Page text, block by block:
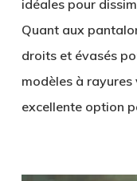
idéales pour
Quant aux
droits et évasés
modèles à
excellente option